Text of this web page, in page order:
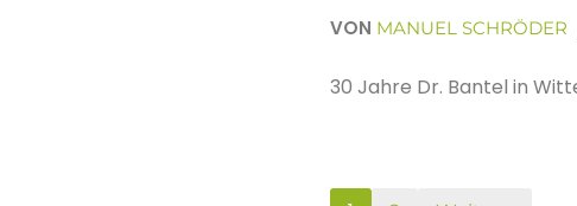
VON MANUEL SCHRÖDER
30 Jahre Dr. Bantel in